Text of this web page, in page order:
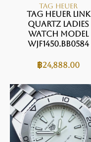
TAG HEUER
Tag Heuer Link
Quartz Ladies
Watch Model
WJF1450.BB0584
฿24,888.00